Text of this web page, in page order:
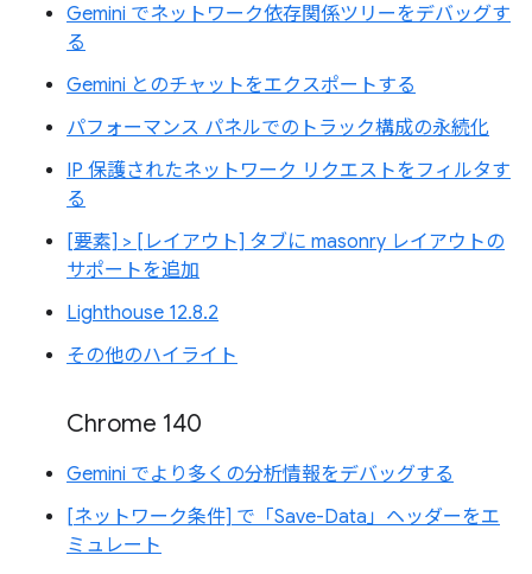
Gemini でネットワーク依存関係ツリーをデバッグす
る
Gemini とのチャットをエクスポートする
パフォーマンス パネルでのトラック構成の永続化
IP 保護されたネットワーク リクエストをフィルタす
る
[要素] > [レイアウト] タブに masonry レイアウトの
サポートを追加
Lighthouse 12.8.2
その他のハイライト
Chrome 140
Gemini でより多くの分析情報をデバッグする
[ネットワーク条件] で「Save-Data」ヘッダーをエ
ミュレート